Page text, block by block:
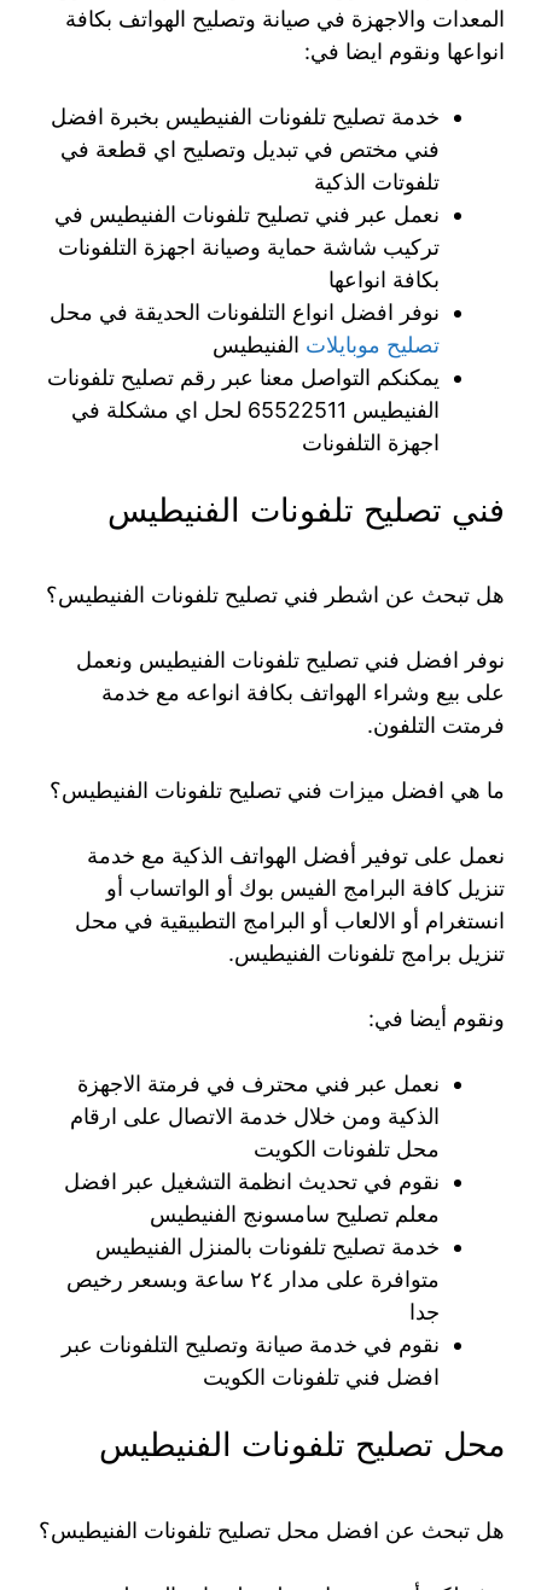
المعدات والاجهزة في صيانة وتصليح الهواتف بكافة
انواعها ونقوم ايضا في:
خدمة تصليح تلفونات الفنيطيس بخبرة افضل
فني مختص في تبديل وتصليح اي قطعة في
تلفوتات الذكية
نعمل عبر فني تصليح تلفونات الفنيطيس في
تركيب شاشة حماية وصيانة اجهزة التلفونات
بكافة انواعها
نوفر افضل انواع التلفونات الحديقة في محل
تصليح موبايلات الفنيطيس
يمكنكم التواصل معنا عبر رقم تصليح تلفونات
الفنيطيس 65522511 لحل اي مشكلة في
اجهزة التلفونات
فني تصليح تلفونات الفنيطيس
هل تبحث عن اشطر فني تصليح تلفونات الفنيطيس؟
نوفر افضل فني تصليح تلفونات الفنيطيس ونعمل
على بيع وشراء الهواتف بكافة انواعه مع خدمة
فرمتت التلفون.
ما هي افضل ميزات فني تصليح تلفونات الفنيطيس؟
نعمل على توفير أفضل الهواتف الذكية مع خدمة
تنزيل كافة البرامج الفيس بوك أو الواتساب أو
انستغرام أو الالعاب أو البرامج التطبيقية في محل
تنزيل برامج تلفونات الفنيطيس.
ونقوم أيضا في:
نعمل عبر فني محترف في فرمتة الاجهزة
الذكية ومن خلال خدمة الاتصال على ارقام
محل تلفونات الكويت
نقوم في تحديث انظمة التشغيل عبر افضل
معلم تصليح سامسونج الفنيطيس
خدمة تصليح تلفونات بالمنزل الفنيطيس
متوافرة على مدار ٢٤ ساعة وبسعر رخيص
جدا
نقوم في خدمة صيانة وتصليح التلفونات عبر
افضل فني تلفونات الكويت
محل تصليح تلفونات الفنيطيس
هل تبحث عن افضل محل تصليح تلفونات الفنيطيس؟